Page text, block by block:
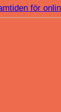
för